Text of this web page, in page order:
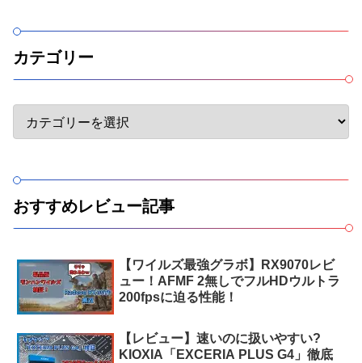
カテゴリー
おすすめレビュー記事
【ワイルズ最強グラボ】RX9070レビ
ュー！AFMF 2無しでフルHDウルトラ
200fpsに迫る性能！
【レビュー】速いのに扱いやすい?
KIOXIA「EXCERIA PLUS G4」徹底